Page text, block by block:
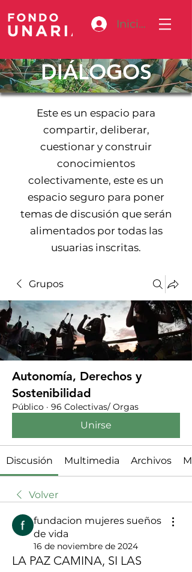
Iniciar sesión
DIÁLOGOS
Este es un espacio para
compartir, deliberar,
cuestionar y construir
conocimientos
colectivamente, este es un
espacio seguro para poner
temas de discusión que serán
alimentados por todas las
usuarias inscritas.
Grupos
Autonomía, Derechos y
Sostenibilidad
Público · 96 Colectivas/ Orgas
Unirse
Discusión Multimedia Archivos
Volver
fundacion mujeres sueños
de vida
16 de noviembre de 2024
LA PAZ CAMINA, SI LAS